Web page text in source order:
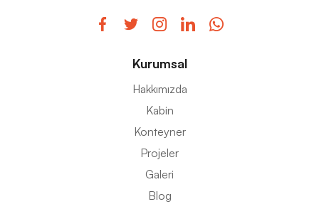
Kurumsal
Hakkımızda
Kabin
Konteyner
Projeler
Galeri
Blog